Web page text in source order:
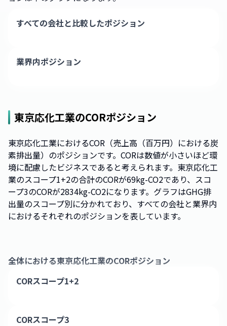
すべての会社と比較したポジション
業界内ポジション
東京応化工業のCORポジション
東京応化工業におけるCOR（売上高（百万円）における炭
素排出量）のポジションです。CORは数値が小さいほど環
境に配慮したビジネスであると考えられます。東京応化工
業のスコープ1+2の合計のCORが69kg-CO2であり、スコ
ープ3のCORが2834kg-CO2になります。グラフはGHG排
出量のスコープ別に分かれており、すべての会社と業界内
におけるそれぞれのポジションを表しています。
全体における東京応化工業のCORポジション
CORスコープ1+2
CORスコープ3